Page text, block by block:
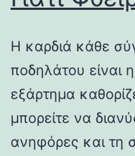
Η καρδιά κάθε
ποδηλάτου είναι
εξάρτημα
μπορείτε να
ανηφόρες και τη